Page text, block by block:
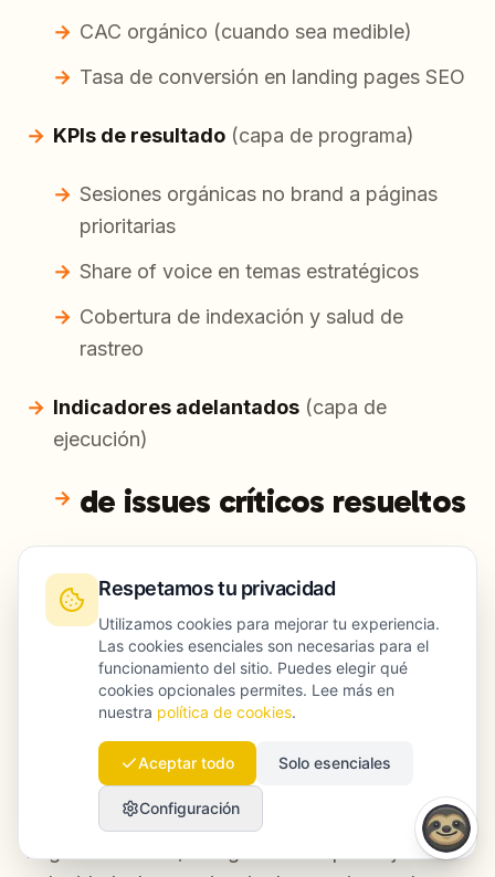
CAC orgánico (cuando sea medible)
Tasa de conversión en landing pages SEO
KPIs de resultado (capa de programa)
Sesiones orgánicas no brand a páginas
prioritarias
Share of voice en temas estratégicos
Cobertura de indexación y salud de
rastreo
Indicadores adelantados (capa de
ejecución)
de issues críticos resueltos
Velocidad de refresh de contenido
Cobertura de enlazado interno hacia
páginas prioritarias
Tasas de aprobación de CWV
Realidad de datos:la atribución es difícil. Usa
modelos direccionales y metodología
consistente. Como contexto del valor de
negocio del SEO, Google señala que mejorar la
Respetamos tu privacidad
Utilizamos cookies para mejorar tu experiencia.
Las cookies esenciales son necesarias para el
funcionamiento del sitio. Puedes elegir qué
cookies opcionales permites. Lee más en
nuestra política de cookies.
Aceptar todo Solo esenciales
Configuración